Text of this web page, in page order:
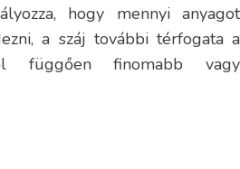
hogy mennyi anyagot
a száj további térfogata a
függően finomabb vagy